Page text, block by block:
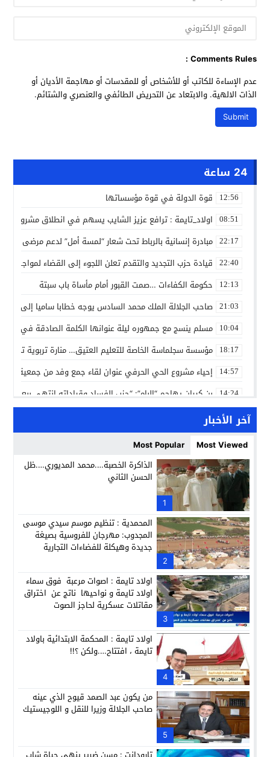
Comments Rules :
عدم الإساءة للكاتب أو للأشخاص أو للمقدسات أو مهاجمة الأديان أو
الذات الالهية. والابتعاد عن التحريض الطائفي والعنصري والشتائم.
24 ساعة
12:56 قوة الدولة في قوة مؤسساتها
08:51 اولاد_تايمة : ترافع عزيز الشايب يسهم في انطلاق مشروع
22:17 مبادرة إنسانية بالرباط تحت شعار “لمسة أمل” لدعم مرضى
22:40 قيادة حزب التجديد والتقدم تعلن اللجوء إلى القضاء لمواجهة
12:13 حكومة الكفاءات …صمت القبور أمام مأساة باب سبتة
21:03 صاحب الجلالة الملك محمد السادس يوجه خطابا ساميا إلى
10:04 مسلم ينسج مع جمهوره ليلة عنوانها الكلمة الصادقة في
18:17 مؤسسة سجلماسة الخاصة للتعليم العتيق… منارة تربوية تجمع
14:57 إحياء مشروع الحي الحرفي عنوان لقاء جمع وفد من جمعية
14:24 بن كيران يهاجم “البام”: “حزب الفساد وقياداته انتهى
11:33 كمال محرر يقود استئنافية تارودانت: مسار قضائي راسخ ورؤية
حبشان وكيلاً عاماً بتارودانت: ترقية جديدة في الحركة القضائية
21:28 حزب الديمقراطيين الجدد يؤسس منظمتي شباب ونساء الصحراء
13:37 عطش أولاد تايمة وسياسة “الحبة والقبة”: هل أصبح الماء إنجازاً
12:25 انطلاق فعاليات الدورة 12 لمعرض المنتوجات المحلية بأكادير SIPTA (فيديو)
آخر الأخبار
Most Viewed
Most Popular
1
الذاكرة الخصبة….محمد المديوري….ظل
الحسن الثاني
2
المحمدية : تنظيم موسم سيدي موسى
المجدوب: مهرجان للفروسية بصيغة
جديدة وهيكلة للفضاءات التجارية
3
اولاد تايمة : اصوات مرعبة فوق سماء
اولاد تايمة و نواحيها ناتج عن اختراق
مقاتلات عسكرية لحاجز الصوت
4
اولاد تايمة : المحكمة الابتدائية باولاد
تايمة ، افتتاح….ولكن ؟!!
5
من يكون عبد الصمد قيوح الذي عينه
صاحب الجلالة وزيرا للنقل و اللوجيستيك